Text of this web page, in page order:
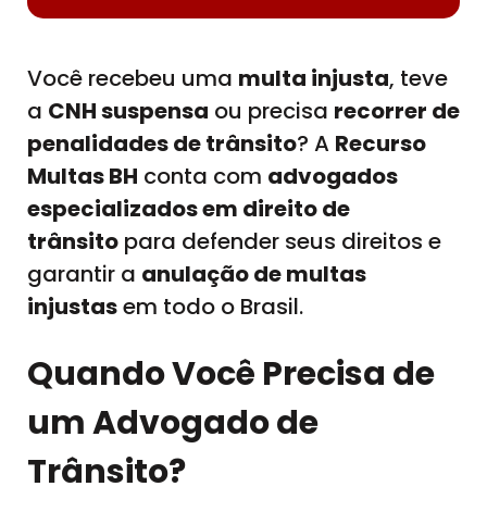
Você recebeu uma multa injusta, teve
a CNH suspensa ou precisa recorrer de
penalidades de trânsito? A Recurso
Multas BH conta com advogados
especializados em direito de
trânsito para defender seus direitos e
garantir a anulação de multas
injustasem todo o Brasil.
Quando Você Precisa de
um Advogado de
Trânsito?